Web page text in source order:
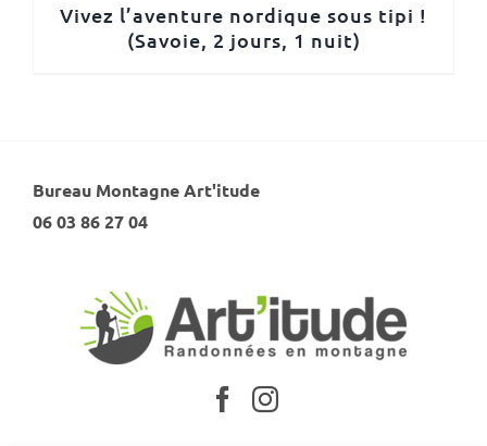
Vivez l’aventure nordique sous tipi !
(Savoie, 2 jours, 1 nuit)
Bureau Montagne Art'itude
06 03 86 27 04